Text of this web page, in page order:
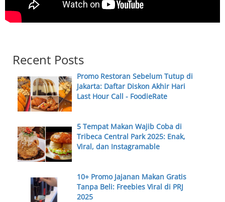
Recent Posts
Promo Restoran Sebelum Tutup di
Jakarta: Daftar Diskon Akhir Hari
Last Hour Call - FoodieRate
5 Tempat Makan Wajib Coba di
Tribeca Central Park 2025: Enak,
Viral, dan Instagramable
10+ Promo Jajanan Makan Gratis
Tanpa Beli: Freebies Viral di PRJ
2025